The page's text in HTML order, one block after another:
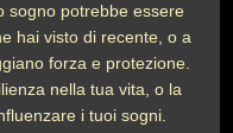
sogno potrebbe essere
hai visto di recente, o a
forza e protezione.
nella tua vita, o la
i tuoi sogni.